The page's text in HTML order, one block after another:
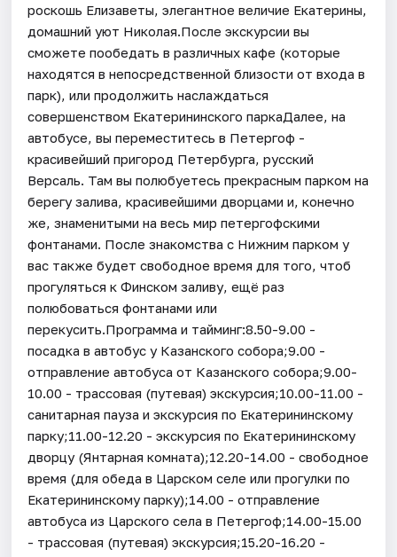
роскошь Елизаветы, элегантное величие Екатерины,
домашний уют Николая.После экскурсии вы
сможете пообедать в различных кафе (которые
находятся в непосредственной близости от входа в
парк), или продолжить наслаждаться
совершенством Екатерининского паркаДалее, на
автобусе, вы переместитесь в Петергоф -
красивейший пригород Петербурга, русский
Версаль. Там вы полюбуетесь прекрасным парком на
берегу залива, красивейшими дворцами и, конечно
же, знаменитыми на весь мир петергофскими
фонтанами. После знакомства с Нижним парком у
вас также будет свободное время для того, чтоб
прогуляться к Финском заливу, ещё раз
полюбоваться фонтанами или
перекусить.Программа и тайминг:8.50-9.00 -
посадка в автобус у Казанского собора;9.00 -
отправление автобуса от Казанского собора;9.00-
10.00 - трассовая (путевая) экскурсия;10.00-11.00 -
санитарная пауза и экскурсия по Екатерининскому
парку;11.00-12.20 - экскурсия по Екатерининскому
дворцу (Янтарная комната);12.20-14.00 - свободное
время (для обеда в Царском селе или прогулки по
Екатерининскому парку);14.00 - отправление
автобуса из Царского села в Петергоф;14.00-15.00
- трассовая (путевая) экскурсия;15.20-16.20 -